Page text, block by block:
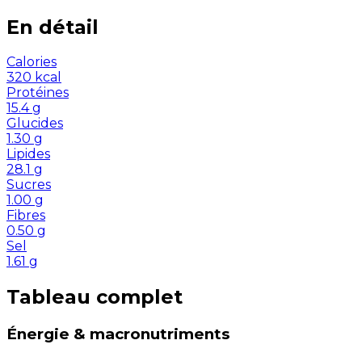
En détail
Calories
320 kcal
Protéines
15.4 g
Glucides
1.30 g
Lipides
28.1 g
Sucres
1.00 g
Fibres
0.50 g
Sel
1.61 g
Tableau complet
Énergie & macronutriments